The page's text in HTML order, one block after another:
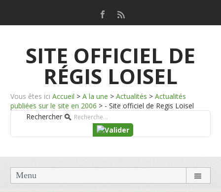
SITE OFFICIEL DE
RÉGIS LOISEL
Vous êtes ici Accueil > A la une > Actualités > Actualités
publiées sur le site en 2006 > - Site officiel de Regis Loisel
Rechercher
Menu